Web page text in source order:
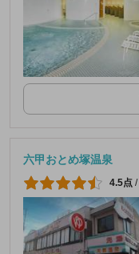
六甲おとめ塚温泉
4.5点 /